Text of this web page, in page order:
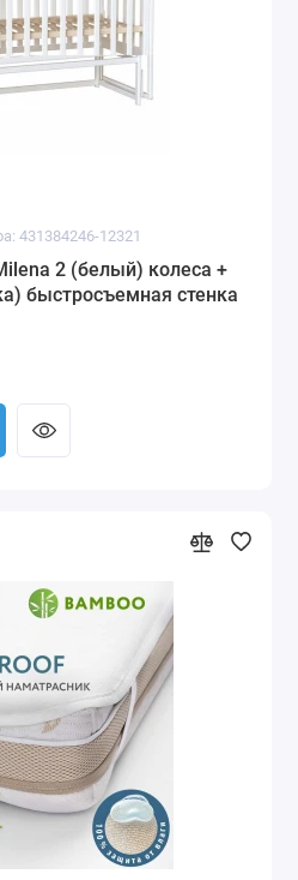
431384246-12321
2 (белый) колеса +
быстросъемная стенка